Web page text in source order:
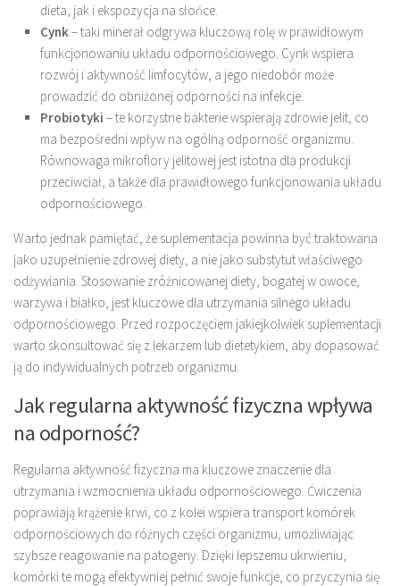
dieta, jak i ekspozycja na słońce.
Cynk– taki minerał odgrywa kluczową rolę w prawidłowym
funkcjonowaniu układu odpornościowego. Cynk wspiera
rozwój i aktywność limfocytów, a jego niedobór może
prowadzić do obniżonej odporności na infekcje.
Probiotyki – te korzystne bakterie wspierają zdrowie jelit, co
ma bezpośredni wpływ na ogólną odporność organizmu.
Równowaga mikroflory jelitowej jest istotna dla produkcji
przeciwciał, a także dla prawidłowego funkcjonowania układu
odpornościowego.
Warto jednak pamiętać, że suplementacja powinna być traktowana
jako uzupełnienie zdrowej diety, a nie jako substytut właściwego
odżywiania. Stosowanie zróżnicowanej diety, bogatej w owoce,
warzywa i białko, jest kluczowe dla utrzymania silnego układu
odpornościowego. Przed rozpoczęciem jakiejkolwiek suplementacji
warto skonsultować się z lekarzem lub dietetykiem, aby dopasować
ją do indywidualnych potrzeb organizmu.
Jak regularna aktywność fizyczna wpływa
na odporność?
Regularna aktywność fizyczna ma kluczowe znaczenie dla
utrzymania i wzmocnienia układu odpornościowego. Ćwiczenia
poprawiają krążenie krwi, co z kolei wspiera transport komórek
odpornościowych do różnych części organizmu, umożliwiając
szybsze reagowanie na patogeny. Dzięki lepszemu ukrwieniu,
komórki te mogą efektywniej pełnić swoje funkcje, co przyczynia się